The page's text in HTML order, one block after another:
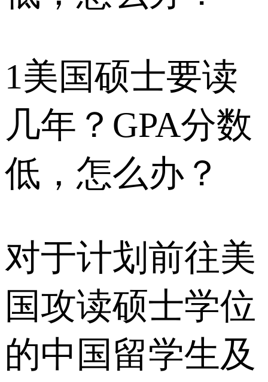
1美国硕士要读
几年？GPA分数
低，怎么办？
对于计划前往美
国攻读硕士学位
的中国留学生及